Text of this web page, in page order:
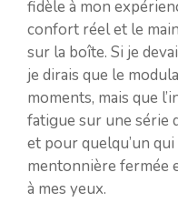
fidèle à mon
confort réel et le
sur la boîte. Si je
je dirais que le
moments, mais que
fatigue sur une série
et pour quelqu’un
mentonnière fermée
à mes yeux.